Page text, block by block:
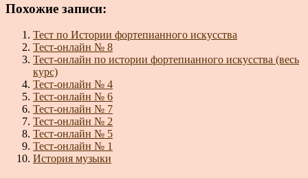
Похожие записи:
Тест по Истории фортепианного искусства
Тест-онлайн № 8
Тест-онлайн по истории фортепианного искусства (весь
курс)
Тест-онлайн № 4
Тест-онлайн № 6
Тест-онлайн № 7
Тест-онлайн № 2
Тест-онлайн № 5
Тест-онлайн № 1
История музыки